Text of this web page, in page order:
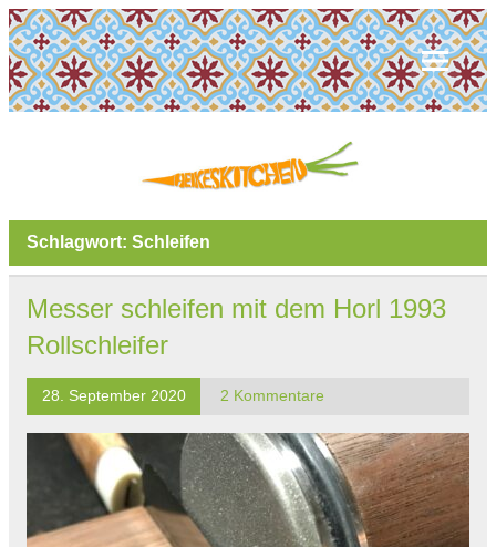
Schlagwort: Schleifen
Messer schleifen mit dem Horl 1993
Rollschleifer
28. September 2020 2 Kommentare